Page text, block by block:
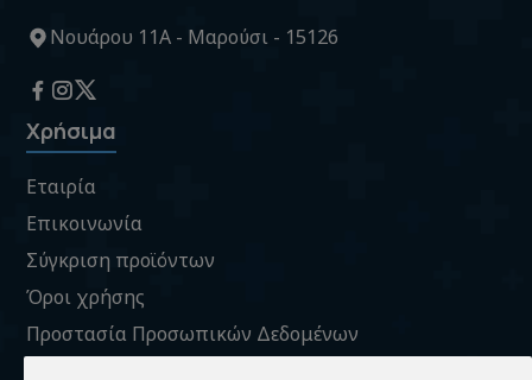
Νουάρου 11Α - Μαρούσι - 15126
Χρήσιμα
Εταιρία
Επικοινωνία
Σύγκριση προϊόντων
Όροι χρήσης
Προστασία Προσωπικών Δεδομένων